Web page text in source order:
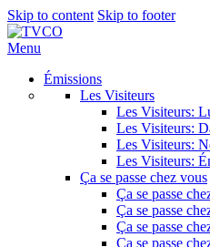
Skip to content Skip to footer
Menu
Émissions
Les Visiteurs
Les Visiteurs:
Les Visiteurs:
Les Visiteurs:
Les Visiteurs:
Ça se passe chez vous
Ça se passe
Ça se passe
Ça se passe
Ça se passe